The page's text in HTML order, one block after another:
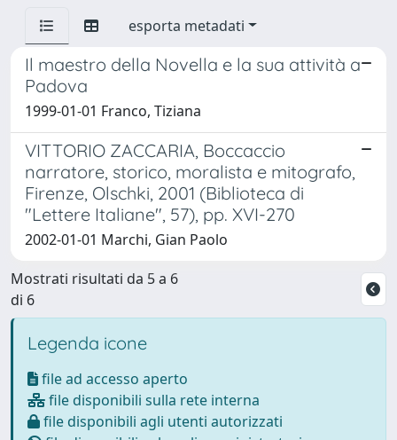
esporta metadati
Il maestro della Novella e la sua attività a
Padova
1999-01-01 Franco, Tiziana
VITTORIO ZACCARIA, Boccaccio
narratore, storico, moralista e mitografo,
Firenze, Olschki, 2001 (Biblioteca di
"Lettere Italiane", 57), pp. XVI-270
2002-01-01 Marchi, Gian Paolo
Mostrati risultati da 5 a 6
di 6
Legenda icone
file ad accesso aperto
file disponibili sulla rete interna
file disponibili agli utenti autorizzati